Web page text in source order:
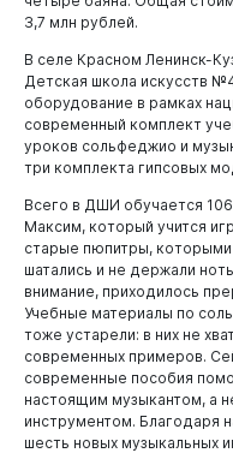
3,7 млн рублей.
В селе Красном Ленинск-
Детская школа искусств
оборудование в рамках
современный комплект
уроков сольфеджио и
три комплекта гипсовых
Всего в ДШИ обучается 106
Максим, который учится
старые пюпитры, которыми
шатались и не держали
внимание, приходилось
Учебные материалы по
тоже устарели: в них не
современных примеров.
современные пособия
настоящим музыкантом, а
инструментом. Благодаря
шесть новых музыкальных